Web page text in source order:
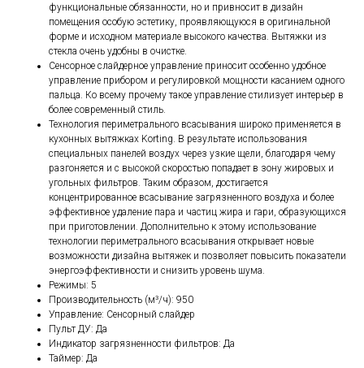
функциональные обязанности, но и привносит в дизайн
помещения особую эстетику, проявляющуюся в оригинальной
форме и исходном материале высокого качества. Вытяжки из
стекла очень удобны в очистке.
Сенсорное слайдерное управление приносит особенно удобное
управление прибором и регулировкой мощности касанием одного
пальца. Ко всему прочему такое управление стилизует интерьер в
более современный стиль.
Технология периметрального всасывания широко применяется в
кухонных вытяжках Korting. В результате использования
специальных панелей воздух через узкие щели, благодаря чему
разгоняется и с высокой скоростью попадает в зону жировых и
угольных фильтров. Таким образом, достигается
концентрированное всасывание загрязненного воздуха и более
эффективное удаление пара и частиц жира и гари, образующихся
при приготовлении. Дополнительно к этому использование
технологии периметрального всасывания открывает новые
возможности дизайна вытяжек и позволяет повысить показатели
энергоэффективности и снизить уровень шума.
Режимы: 5
Производительность (м³/ч): 950
Управление: Сенсорный слайдер
Пульт ДУ: Да
Индикатор загрязненности фильтров: Да
Таймер: Да